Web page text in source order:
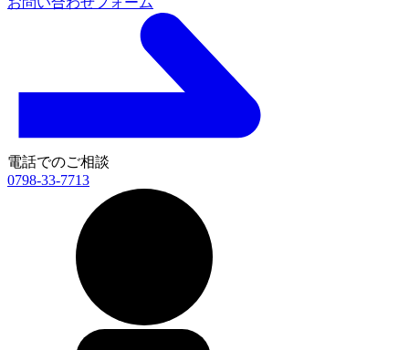
電話でのご相談
0798-33-7713